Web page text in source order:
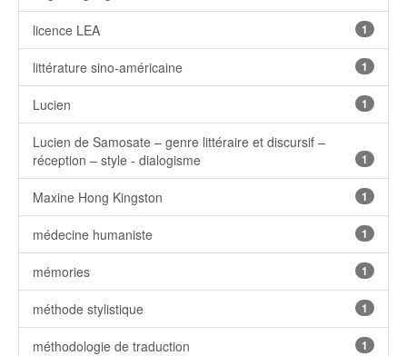
licence LEA 1
littérature sino-américaine 1
Lucien 1
Lucien de Samosate – genre littéraire et discursif –
réception – style - dialogisme
1
Maxine Hong Kingston 1
médecine humaniste 1
mémories 1
méthode stylistique 1
méthodologie de traduction 1